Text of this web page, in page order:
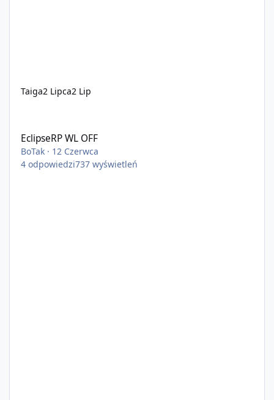
Taiga2 Lipca2 Lip
EclipseRP WL OFF
BoTak · 12 Czerwca
4 odpowiedzi737 wyświetleń